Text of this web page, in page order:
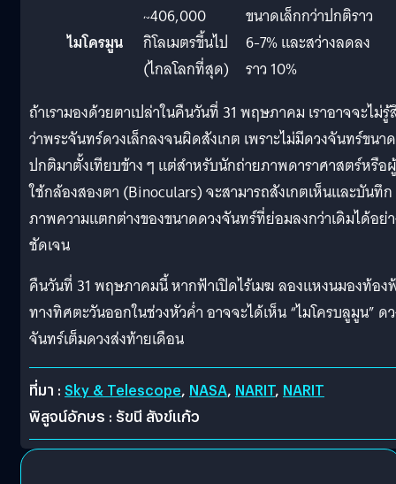
ไมโครมูน
~406,000
กิโลเมตรขึ้นไป
(ไกลโลกที่สุด)
ขนาดเล็กกว่าปกติราว
6-7% และสว่างลดลง
ราว 10%
ถ้าเรามองด้วยตาเปล่าในคืนวันที่ 31 พฤษภาคม เราอาจจะไม่
ว่าพระจันทร์ดวงเล็กลงจนผิดสังเกต เพราะไม่มีดวงจันทร์ขนาด
ปกติมาตั้งเทียบข้าง ๆ แต่สำหรับนักถ่ายภาพดาราศาสตร์หรือ
ใช้กล้องสองตา (Binoculars) จะสามารถสังเกตเห็นและบันทึก
ภาพความแตกต่างของขนาดดวงจันทร์ที่ย่อมลงกว่าเดิมได้อย่
ชัดเจน
คืนวันที่ 31 พฤษภาคมนี้ หากฟ้าเปิดไร้เมฆ ลองแหงนมองท้อง
ทางทิศตะวันออกในช่วงหัวค่ำ อาจจะได้เห็น “ไมโครบลูมูน” ด
จันทร์เต็มดวงส่งท้ายเดือน
ที่มา : Sky & Telescope, NASA, NARIT, NARIT
พิสูจน์อักษร : รัขนี สังข์แก้ว